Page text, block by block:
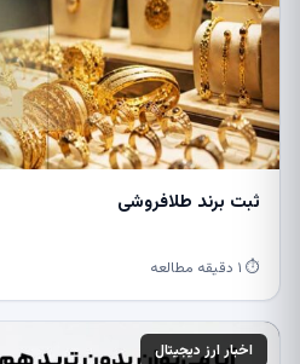
ثبت برند طلافروشی
⏱ ۱ دقیقه مطالعه
اخبار ارز دیجیتال